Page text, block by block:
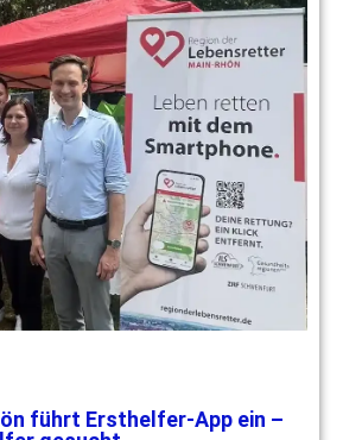
führt Ersthelfer-App ein –